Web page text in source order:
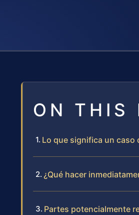
ON THIS
Lo que significa un caso
¿Qué hacer
Partes potencialmente